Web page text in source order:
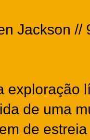
Jackson //
exploração
de uma
de